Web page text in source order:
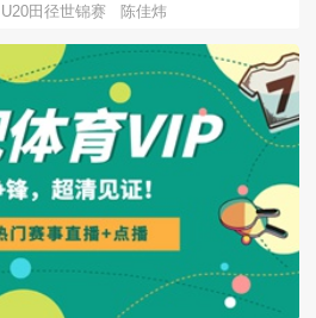
U20田径世锦赛 陈佳炜